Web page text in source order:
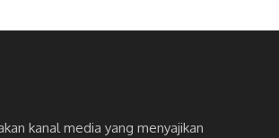
kanal media yang menyajikan